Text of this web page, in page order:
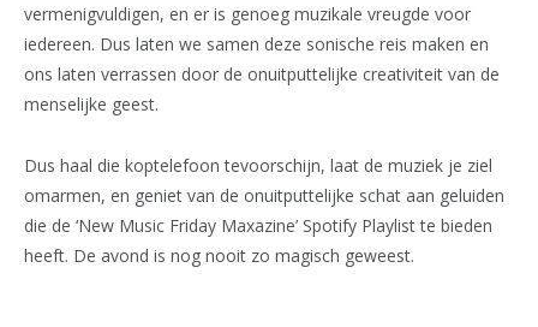
vermenigvuldigen, en er is genoeg muzikale vreugde voor
iedereen. Dus laten we samen deze sonische reis maken en
ons laten verrassen door de onuitputtelijke creativiteit van de
menselijke geest.
Dus haal die koptelefoon tevoorschijn, laat de muziek je ziel
omarmen, en geniet van de onuitputtelijke schat aan geluiden
die de ‘New Music Friday Maxazine’ Spotify Playlist te bieden
heeft. De avond is nog nooit zo magisch geweest.